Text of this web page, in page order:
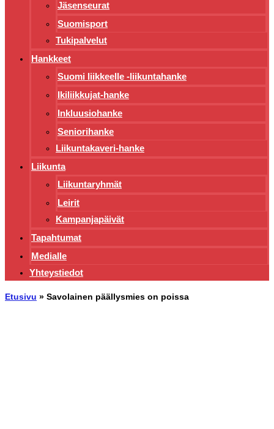
Jäsenseurat
Suomisport
Tukipalvelut
Hankkeet
Suomi liikkeelle -liikuntahanke
Ikiliikkujat-hanke
Inkluusiohanke
Seniorihanke
Liikuntakaveri-hanke
Liikunta
Liikuntaryhmät
Leirit
Kampanjapäivät
Tapahtumat
Medialle
Yhteystiedot
Etusivu » Savolainen päällysmies on poissa